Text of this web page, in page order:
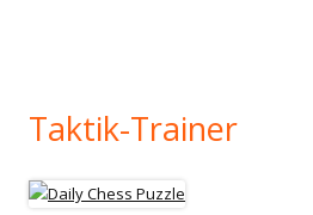
Taktik-Trainer